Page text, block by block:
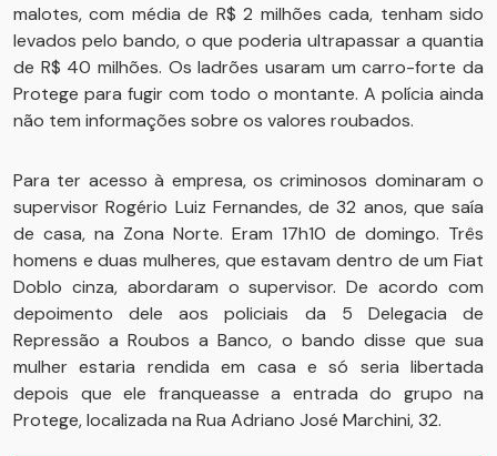
malotes, com média de R$ 2 milhões cada, tenham sido
levados pelo bando, o que poderia ultrapassar a quantia
de R$ 40 milhões. Os ladrões usaram um carro-forte da
Protege para fugir com todo o montante. A polícia ainda
não tem informações sobre os valores roubados.
Para ter acesso à empresa, os criminosos dominaram o
supervisor Rogério Luiz Fernandes, de 32 anos, que saía
de casa, na Zona Norte. Eram 17h10 de domingo. Três
homens e duas mulheres, que estavam dentro de um Fiat
Doblo cinza, abordaram o supervisor. De acordo com
depoimento dele aos policiais da 5 Delegacia de
Repressão a Roubos a Banco, o bando disse que sua
mulher estaria rendida em casa e só seria libertada
depois que ele franqueasse a entrada do grupo na
Protege, localizada na Rua Adriano José Marchini, 32.